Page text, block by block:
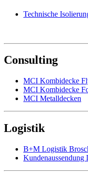
Technische
Consulting
MCI Kombidecke
MCI Kombidecke
MCI Metalldecken
Logistik
B+M Logistik
Kundenaussendung